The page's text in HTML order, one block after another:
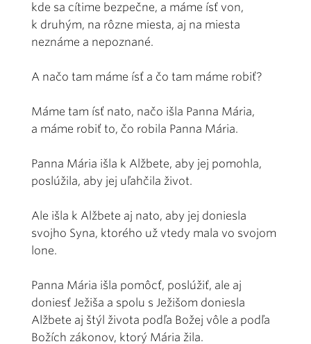
kde sa cítime bezpečne, a máme ísť von,
k druhým, na rôzne miesta, aj na miesta
neznáme a nepoznané.
A načo tam máme ísť a čo tam máme robiť?
Máme tam ísť nato, načo išla Panna Mária,
a máme robiť to, čo robila Panna Mária.
Panna Mária išla k Alžbete, aby jej pomohla,
poslúžila, aby jej uľahčila život.
Ale išla k Alžbete aj nato, aby jej doniesla
svojho Syna, ktorého už vtedy mala vo svojom
lone.
Panna Mária išla pomôcť, poslúžiť, ale aj
doniesť Ježiša a spolu s Ježišom doniesla
Alžbete aj štýl života podľa Božej vôle a podľa
Božích zákonov, ktorý Mária žila.